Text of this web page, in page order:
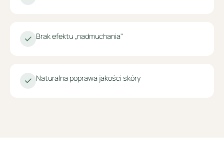
Brak efektu „nadmuchania"
Naturalna poprawa jakości skóry